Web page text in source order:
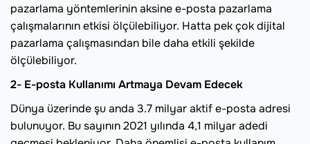
pazarlama yöntemlerinin aksine e-posta pazarlama
çalışmalarının etkisi ölçülebiliyor. Hatta pek çok dijital
pazarlama çalışmasından bile daha etkili şekilde
ölçülebiliyor.
2- E-posta Kullanımı Artmaya Devam Edecek
Dünya üzerinde şu anda 3.7 milyar aktif e-posta adresi
bulunuyor. Bu sayının 2021 yılında 4,1 milyar adedi